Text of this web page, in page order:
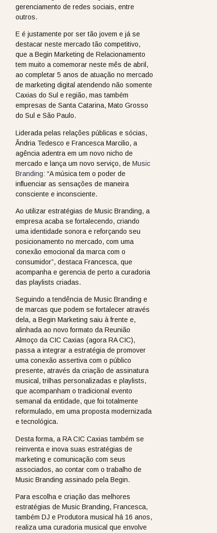
gerenciamento de redes sociais, entre
outros.
E é justamente por ser tão jovem e já se
destacar neste mercado tão competitivo,
que a Begin Marketing de Relacionamento
tem muito a comemorar neste mês de abril,
ao completar 5 anos de atuação no mercado
de marketing digital atendendo não somente
Caxias do Sul e região, mas também
empresas de Santa Catarina, Mato Grosso
do Sul e São Paulo.
Liderada pelas relações públicas e sócias,
Ândria Tedesco e Francesca Marcilio, a
agência adentra em um novo nicho de
mercado e lança um novo serviço, de Music
Branding: “A música tem o poder de
influenciar as sensações de maneira
consciente e inconsciente.
Ao utilizar estratégias de Music Branding, a
empresa acaba se fortalecendo, criando
uma identidade sonora e reforçando seu
posicionamento no mercado, com uma
conexão emocional da marca com o
consumidor”, destaca Francesca, que
acompanha e gerencia de perto a curadoria
das playlists criadas.
Seguindo a tendência de Music Branding e
de marcas que podem se fortalecer através
dela, a Begin Marketing saiu à frente e,
alinhada ao novo formato da Reunião
Almoço da CIC Caxias (agora RA CIC),
passa a integrar a estratégia de promover
uma conexão assertiva com o público
presente, através da criação de assinatura
musical, trilhas personalizadas e playlists,
que acompanham o tradicional evento
semanal da entidade, que foi totalmente
reformulado, em uma proposta modernizada
e tecnológica.
Desta forma, a RA CIC Caxias também se
reinventa e inova suas estratégias de
marketing e comunicação com seus
associados, ao contar com o trabalho de
Music Branding assinado pela Begin.
Para escolha e criação das melhores
estratégias de Music Branding, Francesca,
também DJ e Produtora musical há 16 anos,
realiza uma curadoria musical que envolve